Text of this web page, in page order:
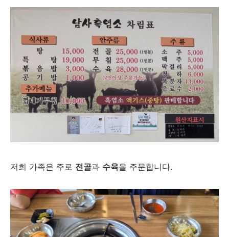
저희 가족은 주로 전골과 수육을 주문합니다.